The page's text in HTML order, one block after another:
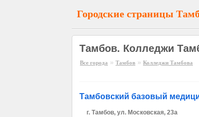
Городские страницы
Тамбов. Колледжи
Все города » Тамбов » Колледжи Тамбова
Тамбовский базовый
г. Тамбов, ул. Московская, 23а